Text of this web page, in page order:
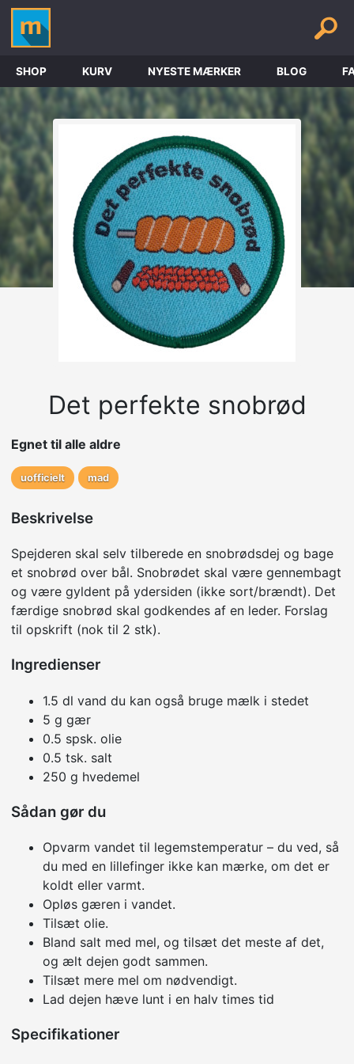
SHOP KURV NYESTE MÆRKER BLOG
Det perfekte snobrød
Egnet til alle aldre
uofficielt mad
Beskrivelse
Spejderen skal selv tilberede en snobrødsdej og bage
et snobrød over bål. Snobrødet skal være gennembagt
og være gyldent på ydersiden (ikke sort/brændt). Det
færdige snobrød skal godkendes af en leder. Forslag
til opskrift (nok til 2 stk).
Ingredienser
1.5 dl vand du kan også bruge mælk i stedet
5 g gær
0.5 spsk. olie
0.5 tsk. salt
250 g hvedemel
Sådan gør du
Opvarm vandet til legemstemperatur – du ved, så
du med en lillefinger ikke kan mærke, om det er
koldt eller varmt.
Opløs gæren i vandet.
Tilsæt olie.
Bland salt med mel, og tilsæt det meste af det,
og ælt dejen godt sammen.
Tilsæt mere mel om nødvendigt.
Lad dejen hæve lunt i en halv times tid
Specifikationer